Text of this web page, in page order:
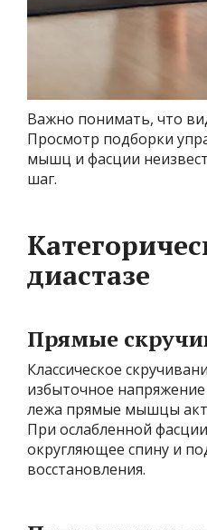
Важно понимать, что
Просмотр подборки
мышц и фасции
шаг.
диастазе
Прямые
Классическое
избыточное
лежа прямые мышцы
При ослабленной
округляющее спину и
восстановления.